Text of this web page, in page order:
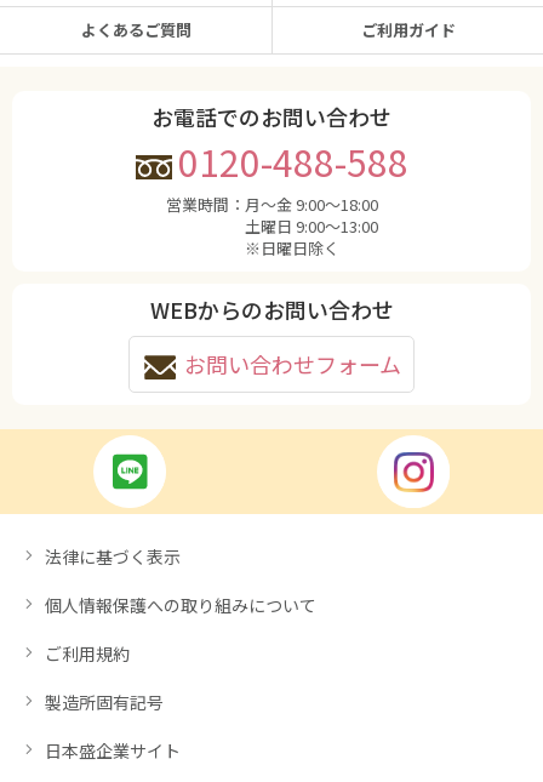
よくあるご質問 ご利用ガイド
お電話でのお問い合わせ
0120-488-588
営業時間： 月〜金 9:00〜18:00
土曜日 9:00〜13:00
※日曜日除く
WEBからのお問い合わせ
お問い合わせフォーム
法律に基づく表示
個人情報保護への取り組みについて
ご利用規約
製造所固有記号
日本盛企業サイト